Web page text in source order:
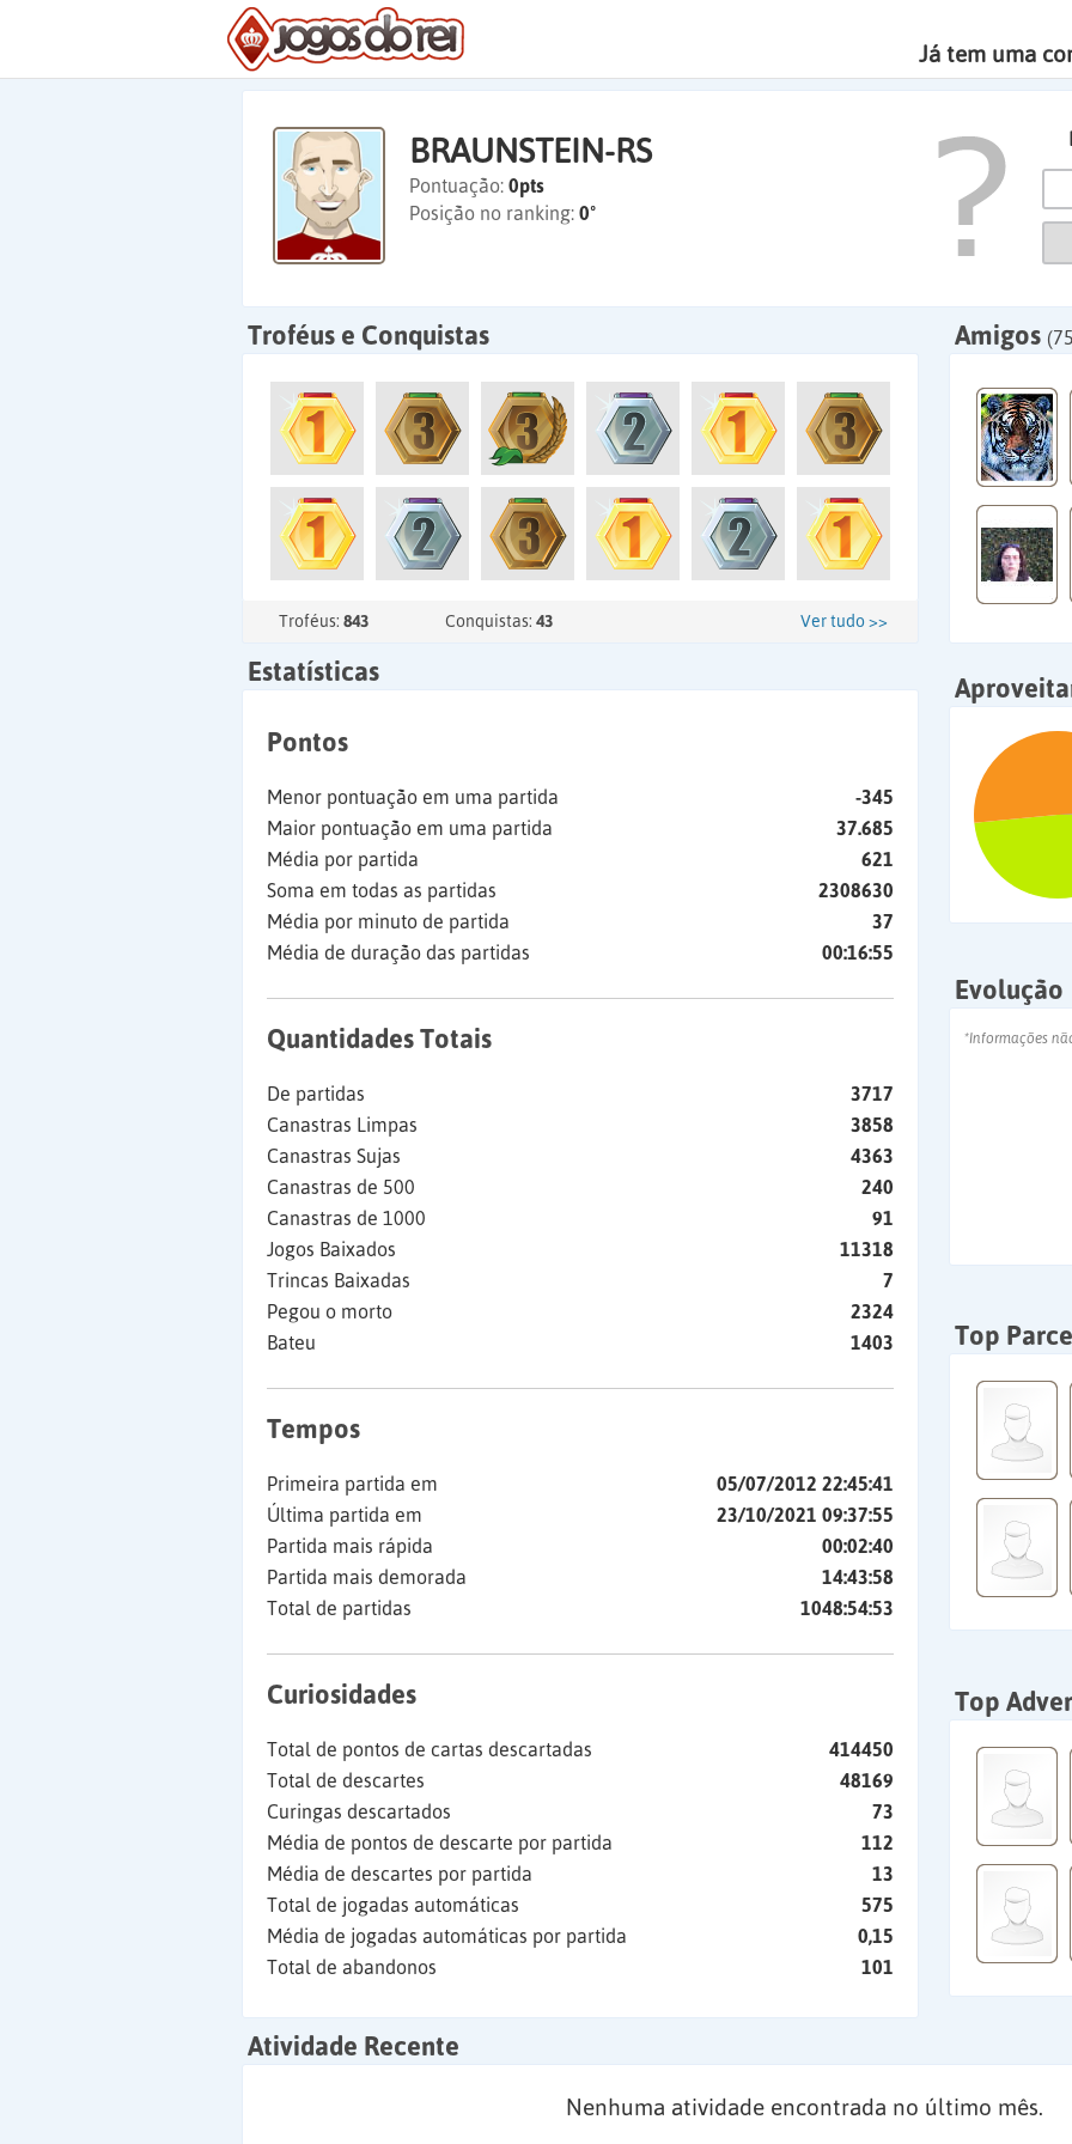
Já tem uma
BRAUNSTEIN-RS
Pontuação: 0pts
Posição no ranking: 0º
Troféus e Conquistas
Troféus: 843 Conquistas: 43 Ver tudo >>
Amigos
Estatísticas
Pontos
Menor pontuação em uma partida
-345
Maior pontuação em uma partida
37.685
Média por partida
621
Soma em todas as partidas
2308630
Média por minuto de partida
37
Média de duração das partidas
00:16:55
Quantidades Totais
De partidas
3717
Canastras Limpas
3858
Canastras Sujas
4363
Canastras de 500
240
Canastras de 1000
91
Jogos Baixados
11318
Trincas Baixadas
7
Pegou o morto
2324
Bateu
1403
Tempos
Primeira partida em
05/07/2012 22:45:41
Última partida em
23/10/2021 09:37:55
Partida mais rápida
00:02:40
Partida mais demorada
14:43:58
Total de partidas
1048:54:53
Curiosidades
Total de pontos de cartas descartadas
414450
Total de descartes
48169
Curingas descartados
73
Média de pontos de descarte por partida
112
Média de descartes por partida
13
Total de jogadas automáticas
575
Média de jogadas automáticas por partida
0,15
Total de abandonos
101
Evolução
*Informações
Top
Top
Atividade Recente
Nenhuma atividade encontrada no último mês.